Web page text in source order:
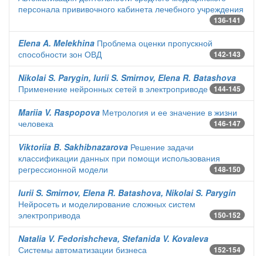
персонала прививочного кабинета лечебного учреждения
136-141
Elena A. Melekhina Проблема оценки пропускной
способности зон ОВД
142-143
Nikolai S. Parygin, Iurii S. Smirnov, Elena R. Batashova
Применение нейронных сетей в электроприводе 144-145
Mariia V. Raspopova Метрология и ее значение в жизни
человека
146-147
Viktoriia B. Sakhibnazarova Решение задачи
классификации данных при помощи использования
регрессионной модели
148-150
Iurii S. Smirnov, Elena R. Batashova, Nikolai S. Parygin
Нейросеть и моделирование сложных систем
электропривода
150-152
Natalia V. Fedorishcheva, Stefanida V. Kovaleva
Системы автоматизации бизнеса
152-154